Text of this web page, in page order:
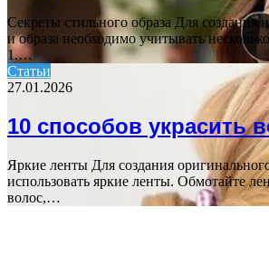
Секреты стильного образа Для создания
и образа необходимо учитывать
1.…
Статьи
27.01.2026
10 способов украсить
Яркие ленты Для создания
использовать яркие ленты. Обмотайте
волос,…